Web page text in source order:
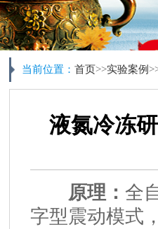
当前位置： 首页>>实验案例
液氮冷冻
原理： 全
字型震动模式